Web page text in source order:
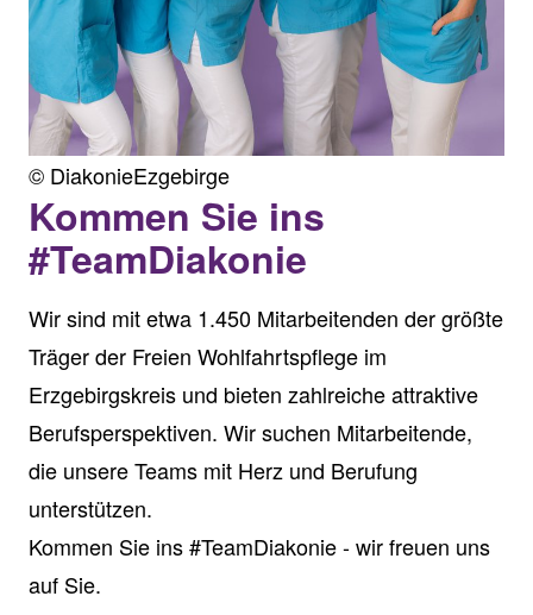
Kommen Sie ins
#TeamDiakonie
Wir sind mit etwa 1.450 Mitarbeitenden der größte
Träger der Freien Wohlfahrtspflege im
Erzgebirgskreis und bieten zahlreiche attraktive
Berufsperspektiven. Wir suchen Mitarbeitende,
die unsere Teams mit Herz und Berufung
unterstützen.
Kommen Sie ins #TeamDiakonie - wir freuen uns
auf Sie.
© DiakonieEzgebirge